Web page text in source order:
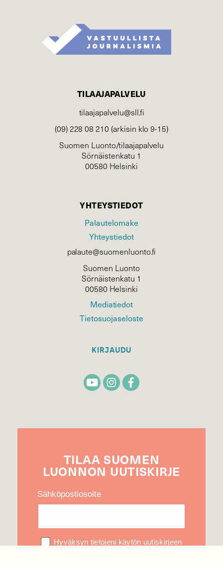
TILAAJAPALVELU
tilaajapalvelu@sll.fi
(09) 228 08 210 (arkisin klo 9-15)
Suomen Luonto/tilaajapalvelu
Sörnäistenkatu 1
00580 Helsinki
YHTEYSTIEDOT
Palautelomake
Yhteystiedot
palaute@suomenluonto.fi
Suomen Luonto
Sörnäistenkatu 1
00580 Helsinki
Mediatiedot
Tietosuojaseloste
KIRJAUDU
TILAA SUOMEN
LUONNON UUTIS­KIRJE
Sähköpostiosoite
Hyväksyn tietojeni käytön uutiskirjeen